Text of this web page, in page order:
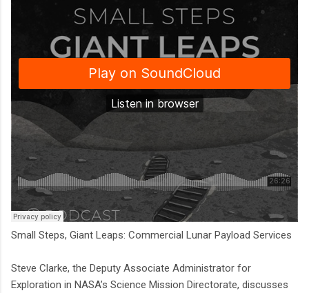
Small Steps, Giant Leaps: Commercial Lunar Payload Services
Steve Clarke, the Deputy Associate Administrator for
Exploration in NASA’s Science Mission Directorate, discusses